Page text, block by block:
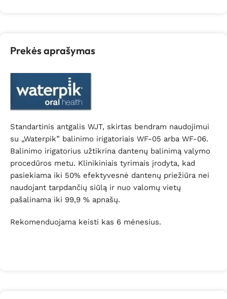
Prekės aprašymas
Standartinis antgalis WJT, skirtas bendram naudojimui
su „Waterpik” balinimo irigatoriais WF-05 arba WF-06.
Balinimo irigatorius užtikrina dantenų balinimą valymo
procedūros metu. Klinikiniais tyrimais įrodyta, kad
pasiekiama iki 50% efektyvesnė dantenų priežiūra nei
naudojant tarpdančių siūlą ir nuo valomų vietų
pašalinama iki 99,9 % apnašų.
Rekomenduojama keisti kas 6 mėnesius.